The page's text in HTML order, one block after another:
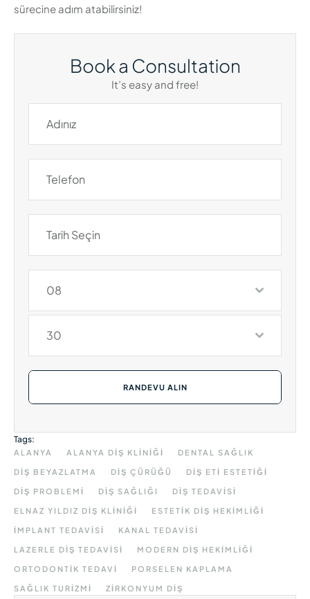
sürecine adım atabilirsiniz!
Book a Consultation
It’s easy and free!
08
30
RANDEVU ALIN
Tags:
ALANYA ALANYA DIŞ KLINIĞI DENTAL SAĞLIK
DIŞ BEYAZLATMA DIŞ ÇÜRÜĞÜ DIŞ ETI ESTETIĞI
DIŞ PROBLEMI DIŞ SAĞLIĞI DIŞ TEDAVISI
ELNAZ YILDIZ DIŞ KLINIĞI ESTETIK DIŞ HEKIMLIĞI
IMPLANT TEDAVISI KANAL TEDAVISI
LAZERLE DIŞ TEDAVISI MODERN DIŞ HEKIMLIĞI
ORTODONTIK TEDAVI PORSELEN KAPLAMA
SAĞLIK TURIZMI ZIRKONYUM DIŞ